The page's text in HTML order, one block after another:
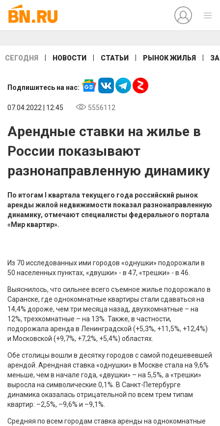
СЕГОДНЯ НОВОСТИ СТАТЬИ РЫНОК ЖИЛЬЯ
Подпишитесь на нас:
07.04.2022 | 12:45 5556112
Арендные ставки на жилье в
России показывают
разнонаправленную динамику
По итогам I квартала текущего года российский рынок
аренды жилой недвижимости показал разнонаправленную
динамику, отмечают специалисты федерального портала
«Мир квартир».
Из 70 исследованных ими городов «однушки» подорожали в
50 населенных пунктах, «двушки» - в 47, «трешки» - в 46.
Выяснилось, что сильнее всего съемное жилье подорожало в
Саранске, где однокомнатные квартиры стали сдаваться на
14,4% дороже, чем три месяца назад, двухкомнатные – на
12%, трехкомнатные – на 13%. Также, в частности,
подорожала аренда в Ленинградской (+5,3%, +11,5%, +12,4%)
и Московской (+9,7%, +7,2%, +5,4%) областях.
Обе столицы вошли в десятку городов с самой подешевевшей
арендой. Арендная ставка «однушки» в Москве стала на 9,6%
меньше, чем в начале года, «двушки» – на 5,5%, а «трешки»
выросла на символические 0,1%. В Санкт-Петербурге
динамика оказалась отрицательной по всем трем типам
квартир: –2,5%, –9,6% и –9,1%.
Средняя по всем городам ставка аренды на однокомнатные